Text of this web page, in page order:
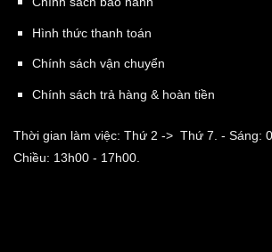
Hình thức thanh toán
Chính sách vận chuyển
Chính sách trả hàng & hoàn tiền
Thời gian làm việc: Thứ 2 -> Thứ 7. - Sáng:
Chiều: 13h00 - 17h00.